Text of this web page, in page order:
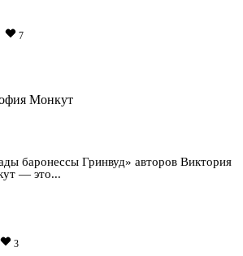
7
Монкут
баронессы Гринвуд» авторов Виктория
— это...
3